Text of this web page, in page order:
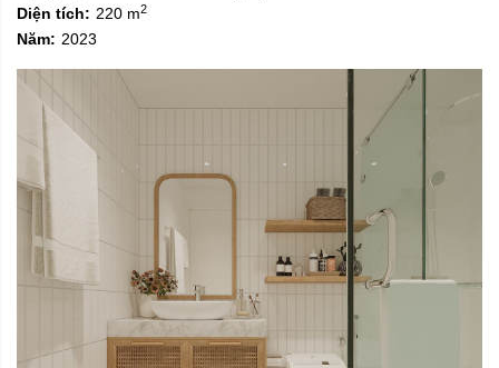
Diện tích: 220 m2
Năm: 2023